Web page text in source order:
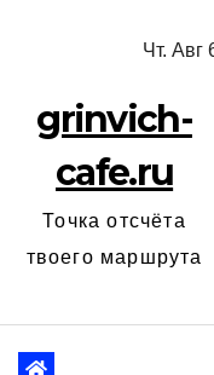
Чт. Авг
grinvich-
cafe.ru
Точка отсчёта
твоего маршрута